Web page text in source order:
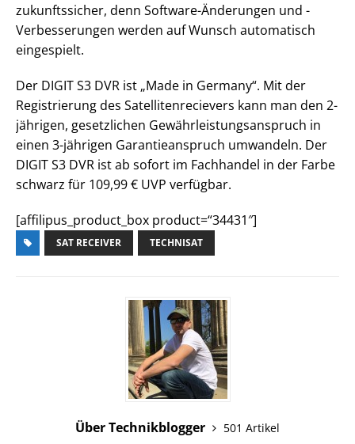
zukunftssicher, denn Software-Änderungen und -
Verbesserungen werden auf Wunsch automatisch
eingespielt.
Der DIGIT S3 DVR ist „Made in Germany“. Mit der
Registrierung des Satellitenrecievers kann man den 2-
jährigen, gesetzlichen Gewährleistungsanspruch in
einen 3-jährigen Garantieanspruch umwandeln. Der
DIGIT S3 DVR ist ab sofort im Fachhandel in der Farbe
schwarz für 109,99 € UVP verfügbar.
[affilipus_product_box product=“34431″]
SAT RECEIVER TECHNISAT
Über Technikblogger
501 Artikel